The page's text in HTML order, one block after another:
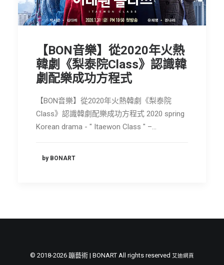
BON旅行
節慶長笛樂團
關於我們
SEARCH
【BON音樂】從2020年火熱
韓劇《梨泰院Class》認識韓
劇配樂成功方程式
【BON音樂】從2020年火熱韓劇《梨泰院
Class》認識韓劇配樂成功方程式 2020 spring
Korean drama - " Itaewon Class " –…
by BONART
© 2018-2026 蹦藝術 | BONART All rights reserved 艾迪網頁